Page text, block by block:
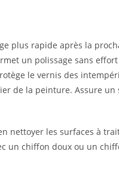
plus rapide après la
un polissage sans
le vernis des
de la peinture. Assure
nettoyer les surfaces à
un chiffon doux ou un